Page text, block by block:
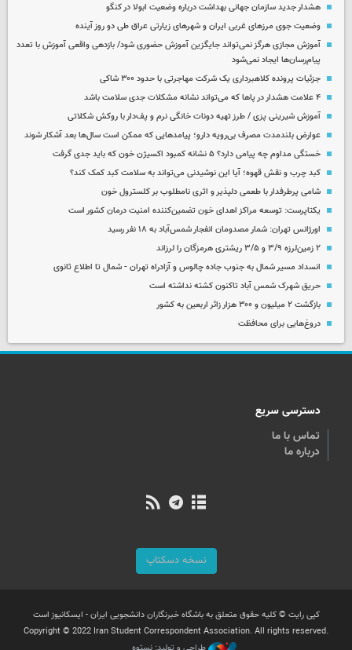
هشدار جدید سازمان جهانی بهداشت درباره وضعیت ابولا در کنگو
وضعیت جوی مرزهای غربی ایران و شهرهای زیارتی عراق طی دو روز آینده
آموزش مجازی هرگز نمی‌تواند جایگزین آموزش حضوری شود/ بازدهی واقعی آموزش با تعدد
پیام‌رسان‌ها ایجاد نمی‌شود
جزئیات پرونده کلاهبرداری یک شرکت مهاجرتی با حدود ۳۰۰ شاکی
۴ علامت هشدار در پاها که می‌تواند نشانه مشکلات جدی سلامت باشد
آموزش شیرینی پزی / طرز تهیه دونات خانگی نرم و پف‌دار با روکش شکلاتی
عوارض بلندمدت مصرف بی‌رویه دارو؛ پیامدهایی که ممکن است سال‌ها بعد آشکار شوند
خستگی مداوم چه پیامی دارد؟ ۵ نشانه کمبود اکسیژن خون که باید جدی گرفت
کبد چرب و نقش قهوه؛ آیا این نوشیدنی می‌تواند به سلامت کبد کمک کند؟
شامی پرطرفدار با طعمی دلپذیر و اثری نامطلوب بر کلسترول خون
یکتاپرست: توسعه مراکز اهدای خون تضمین‌کننده امنیت درمان کشور است
اورژانس تهران: شمار مصدومان انفجار شمس‌آباد به ۱۸ نفر رسید
۲ زمین‌لرزه ۳/۹ و ۳/۵ ریشتری هرمزگان را لرزاند
انسداد مسیر شمال به جنوب جاده چالوس و آزادراه تهران - شمال تا اطلاع ثانوی
حریق شهرک شمس آباد تاکنون کشته نداشته است
بازگشت ۲ میلیون و ۳۰۰ هزار زائر اربعین به کشور
دروغ‌هایی برای محافظت
دسترسی سریع
تماس با ما
درباره ما
نسخه دسکتاپ
کپی رایت © کلیه حقوق متعلق به باشگاه خبرنگاران دانشجویی ایران - ایسکانیوز است
Copyright © 2022 Iran Student Correspondent Association. All rights reserved.